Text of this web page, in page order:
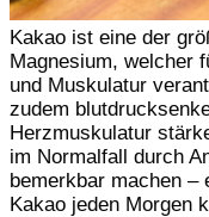
Kakao ist eine der
Magnesium, welcher
und Muskulatur
zudem
Herzmuskulatur
im Normalfall durch
bemerkbar machen –
Kakao jeden Morgen